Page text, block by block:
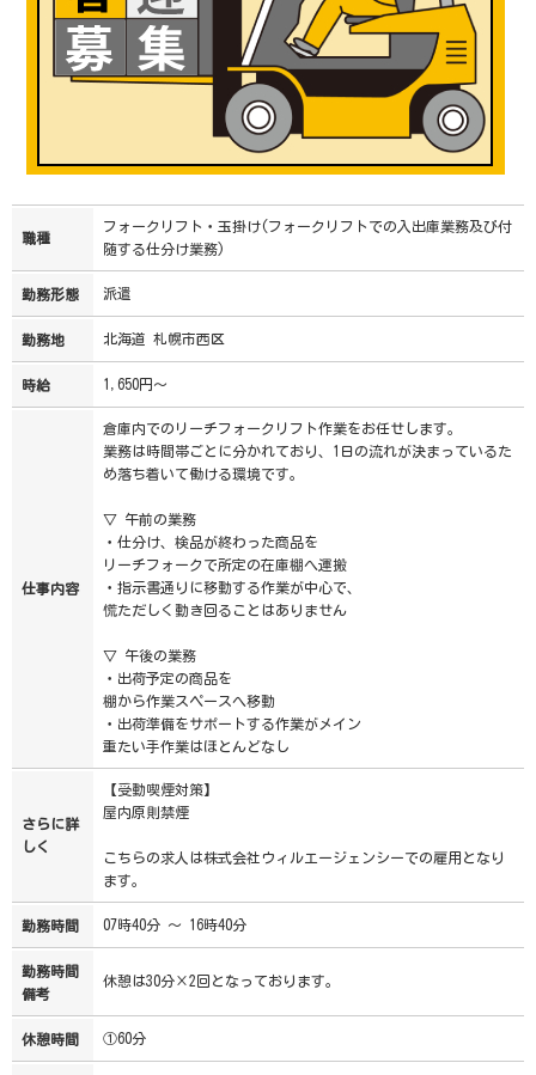
職種
フォークリフト・玉掛け(フォークリフトでの入出庫業務及び付
随する仕分け業務)
勤務形態 派遣
勤務地 北海道 札幌市西区
時給 1,650円～
仕事内容
倉庫内でのリーチフォークリフト作業をお任せします。
業務は時間帯ごとに分かれており、1日の流れが決まっているた
め落ち着いて働ける環境です。
▽ 午前の業務
・仕分け、検品が終わった商品を
リーチフォークで所定の在庫棚へ運搬
・指示書通りに移動する作業が中心で、
慌ただしく動き回ることはありません
▽ 午後の業務
・出荷予定の商品を
棚から作業スペースへ移動
・出荷準備をサポートする作業がメイン
重たい手作業はほとんどなし
さらに詳
しく
【受動喫煙対策】
屋内原則禁煙
こちらの求人は株式会社ウィルエージェンシーでの雇用となり
ます。
勤務時間 07時40分 ～ 16時40分
勤務時間
備考
休憩は30分×2回となっております。
休憩時間 ①60分